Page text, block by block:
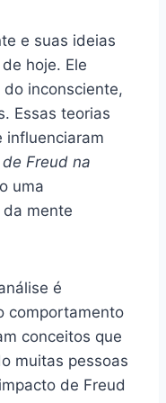
e suas ideias
hoje. Ele
inconsciente,
Essas teorias
influenciaram
Freud na
uma
mente
é
comportamento
conceitos que
muitas pessoas
de Freud